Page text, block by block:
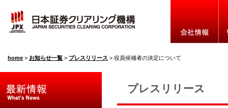
home > お知らせ一覧 > プレスリリース > 役員候補者の決定について
プレスリリース